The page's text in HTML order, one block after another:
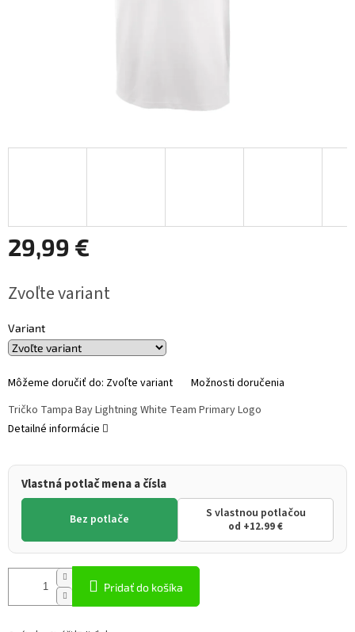
29,99 €
cena:
Zvoľte variant
Variant
Môžeme doručiť do: Zvoľte variant Možnosti doručenia
Vlastná potlač mena a čísla
Bez potlače S vlastnou potlačou
od +12.99 €
Pridať do košíka
Tričko Tampa Bay Lightning White Team Primary Logo
Detailné informácie